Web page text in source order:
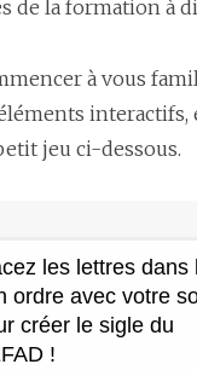
de la formation à
à vous
interactifs,
jeu ci-dessous.